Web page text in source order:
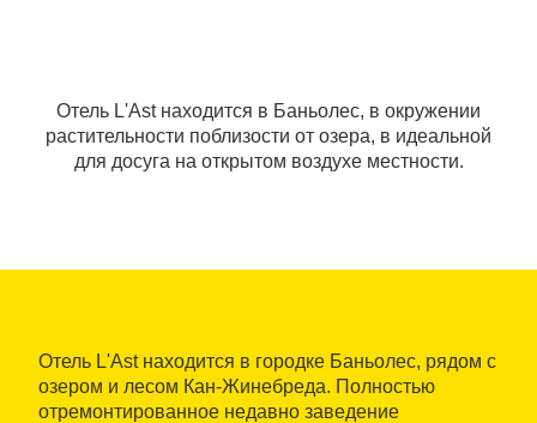
Отель L'Ast находится в Баньолес, в окружении
растительности поблизости от озера, в идеальной
для досуга на открытом воздухе местности.
Отель L'Ast находится в городке Баньолес, рядом с
озером и лесом Кан-Жинебреда. Полностью
отремонтированное недавно заведение